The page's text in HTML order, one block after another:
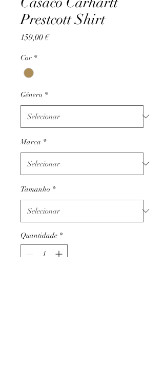
Prestcott Shirt
159,00 €Preço
Cor *
Género *
Marca *
Tamanho *
Quantidade *